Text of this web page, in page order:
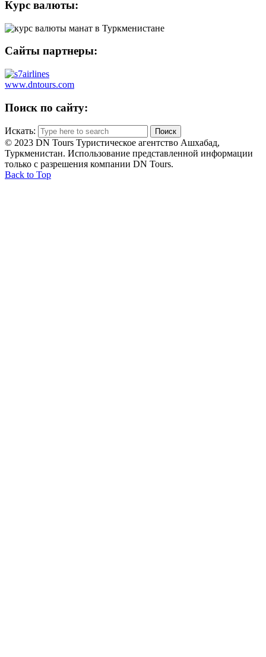
Курс валюты:
Сайты партнеры:
www.dntours.com
Поиск по сайту:
Искать:
© 2023 DN Tours Туристическое агентство Ашхабад,
Туркменистан. Использование представленной информации
только с разрешения компании DN Tours.
Back to Top